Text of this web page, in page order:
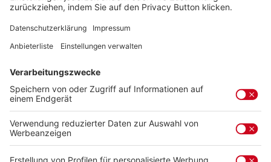
1,50 €
inkl. gesetzl. MwSt. zzgl. Versandkosten
auswählen